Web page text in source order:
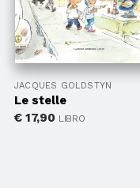
JACQUES GOLDSTYN
Le stelle
€17,90 LIBRO